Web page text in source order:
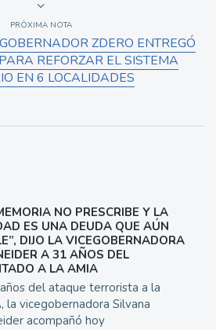
PRÓXIMA NOTA
ZDERO ENTREGÓ
REFORZAR EL SISTEMA
EN 6 LOCALIDADES
NO PRESCRIBE Y LA
ES UNA DEUDA QUE AÚN
DIJO LA VICEGOBERNADORA
A 31 AÑOS DEL
A LA AMIA
del ataque terrorista a la
la vicegobernadora Silvana
acompañó hoy